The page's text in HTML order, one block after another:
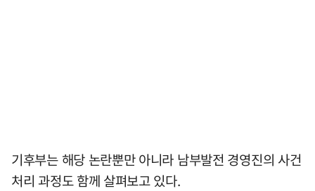
기후부는 해당 논란뿐만 아니라 남부발전 경영진의 사건
처리 과정도 함께 살펴보고 있다.